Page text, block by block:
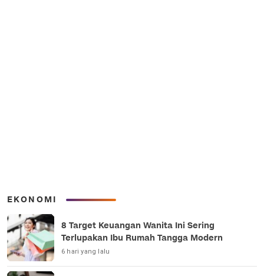
EKONOMI
8 Target Keuangan Wanita Ini Sering
Terlupakan Ibu Rumah Tangga Modern
6 hari yang lalu